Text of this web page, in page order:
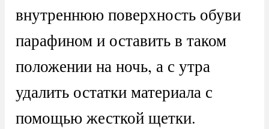
внутреннюю поверхность обуви
парафином и оставить в таком
положении на ночь, а с утра
удалить остатки материала с
помощью жесткой щетки.